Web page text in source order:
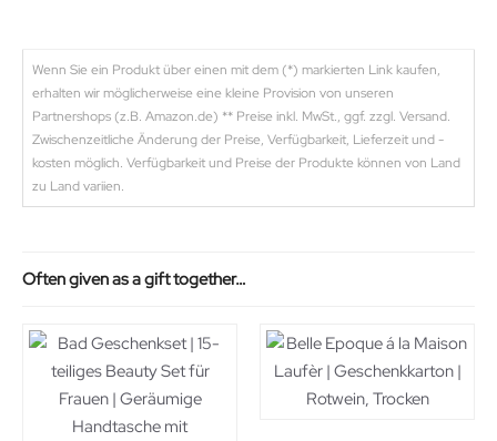
Wenn Sie ein Produkt über einen mit dem (*) markierten Link kaufen,
erhalten wir möglicherweise eine kleine Provision von unseren
Partnershops (z.B. Amazon.de) ** Preise inkl. MwSt., ggf. zzgl. Versand.
Zwischenzeitliche Änderung der Preise, Verfügbarkeit, Lieferzeit und -
kosten möglich. Verfügbarkeit und Preise der Produkte können von Land
zu Land variien.
Often given as a gift together…